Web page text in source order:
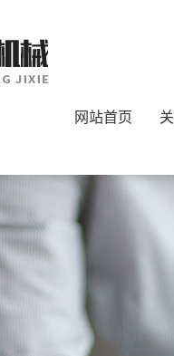
网站首页